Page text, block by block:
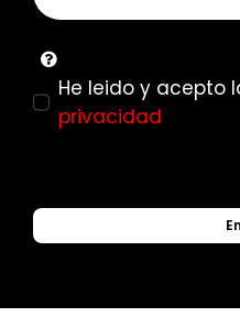
He leido y acepto
privacidad